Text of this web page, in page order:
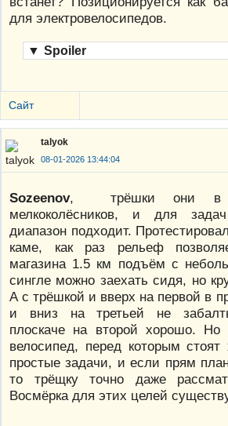
для электровелосипедов.
▼ Spoiler
Сайт
talyok
08-01-2026 13:44:04
Sozeenov, трёшки они в
мелкоколёсников, и для задач
диапазон подходит.
каме, как раз рельеф
магазина 1.5 км подъём с
сингле можно заехать сидя, но
А с трёшкой и вверх на первой в
и вниз на третьей не
плоскаче на второй хорошо. Но
велосипед, перед которым
простые задачи, и если прям
то трёщку точно даже
Восмёрка для этих целей